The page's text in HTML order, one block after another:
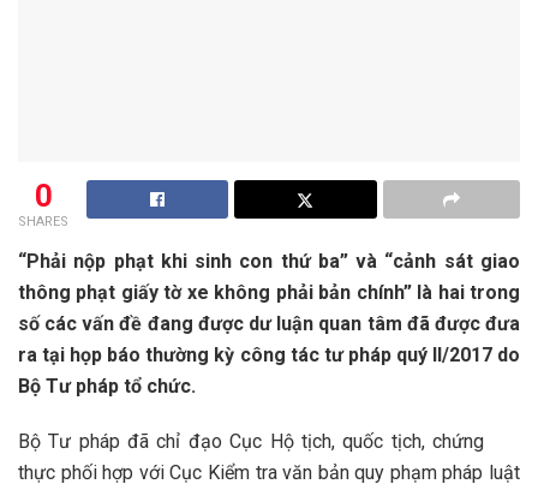
0
SHARES
“Phải nộp phạt khi sinh con thứ ba” và “cảnh sát giao
thông phạt giấy tờ xe không phải bản chính” là hai trong
số các vấn đề đang được dư luận quan tâm đã được đưa
ra tại họp báo thường kỳ công tác tư pháp quý II/2017 do
Bộ Tư pháp tổ chức.
Bộ Tư pháp đã chỉ đạo Cục Hộ tịch, quốc tịch, chứng
thực phối hợp với Cục Kiểm tra văn bản quy phạm pháp luật